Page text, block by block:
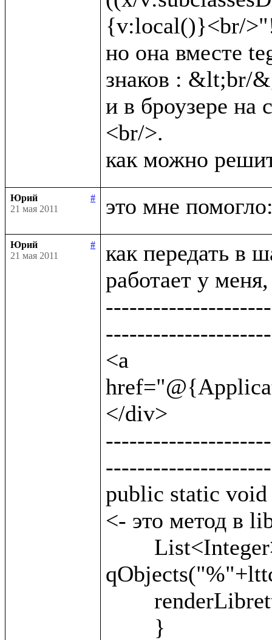
{v:local()}<br/
но она вместе
знаков : &lt;br/
и в броузере на
<br/>.
Юрий
#
21 мая 2011
Юрий
#
21 мая 2011
как передать в
работает у
<a
</div>
public static
<- это метод в